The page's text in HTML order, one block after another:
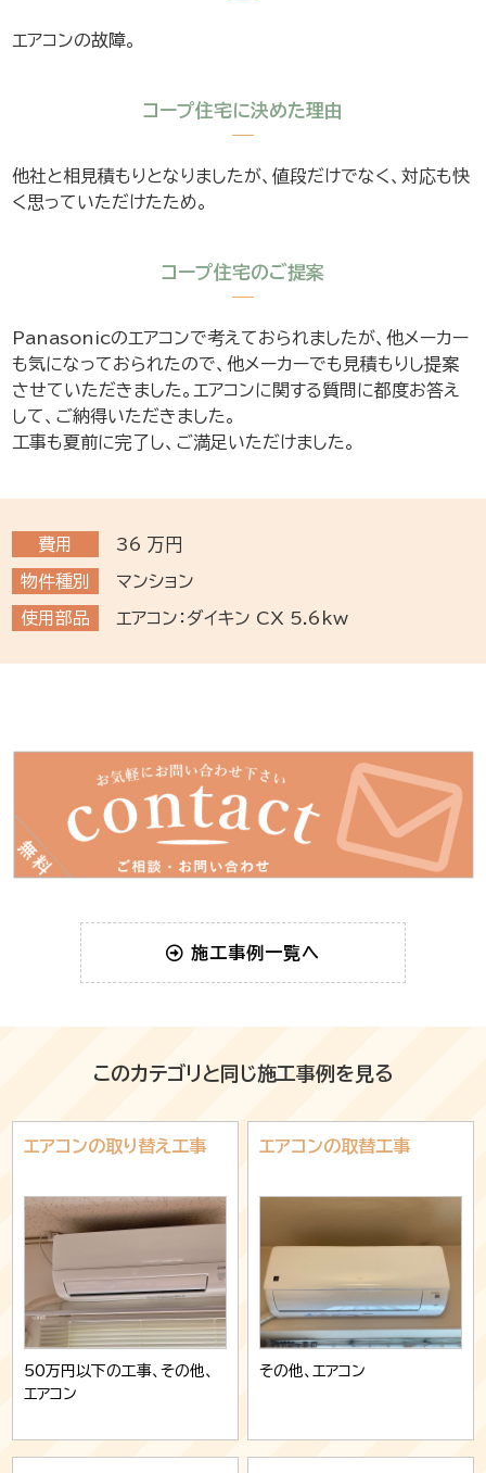
費用 36 万円
物件種別 マンション
使用部品 エアコン：ダイキン CX 5.6kw
エアコンの故障。
コープ住宅に決めた理由
他社と相見積もりとなりましたが、値段だけでなく、対応も快
く思っていただけたため。
コープ住宅のご提案
Panasonicのエアコンで考えておられましたが、他メーカー
も気になっておられたので、他メーカーでも見積もりし提案
させていただきました。エアコンに関する質問に都度お答え
して、ご納得いただきました。
工事も夏前に完了し、ご満足いただけました。
施工事例一覧へ
このカテゴリと同じ施工事例を見る
エアコンの取り替え工事
50万円以下の工事、その他、
エアコン
エアコンの取替工事
その他、エアコン